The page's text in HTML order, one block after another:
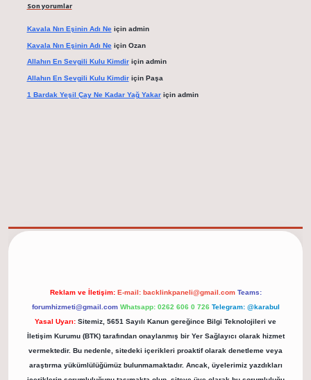
Son yorumlar
Kavala Nın Eşinin Adı Neiçin admin
Kavala Nın Eşinin Adı Neiçin Ozan
Allahın En Sevgili Kulu Kimdiriçin admin
Allahın En Sevgili Kulu Kimdiriçin Paşa
1 Bardak Yeşil Çay Ne Kadar Yağ Yakariçin admin
Reklam ve İletişim: E-mail: backlinkpaneli@gmail.com Teams:
forumhizmeti@gmail.com Whatsapp: 0262 606 0 726 Telegram: @karabul
Yasal Uyarı: Sitemiz, 5651 Sayılı Kanun gereğince Bilgi Teknolojileri ve
İletişim Kurumu (BTK) tarafından onaylanmış bir Yer Sağlayıcı olarak hizmet
vermektedir. Bu nedenle, sitedeki içerikleri proaktif olarak denetleme veya
araştırma yükümlülüğümüz bulunmamaktadır. Ancak, üyelerimiz yazdıkları